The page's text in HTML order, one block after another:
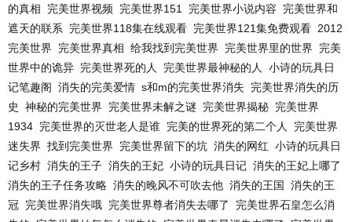
的真相
完美世界视频 完美世界151 完美世界小说内容
完美世界和
遮天的联系
完美世界118集在线观看 完美世界121集免费观看 2012
完美世界
完美世界真相 给我找到完美世界 完美世界里的世界
完美
世界中的诡异 完美世界死的人 完美世界最神秘的人
小诗的玩具日
记笔趣阁 消失的完美爱情 s和m的完美世界消失
完美世界消失的历
史
神秘的完美世界 完美世界未解之谜 完美世界揭秘 完美世界
1934 完美世界的灭世老人是谁 完美的世界死的第二个人
完美世界
迷失界 找到完美世界 完美世界留下的坑 消失的网红 小诗的玩具日
记乡村 消失的王子 消失的王妃 小诗的玩具日记 消失的王妃上哪了
消失的王子任务攻略 消失的晚风不可吹去他 消失的王国
消失的王
冠 完美世界消失哦 完美世界尊者消失去哪了
完美世界石皇怎么消